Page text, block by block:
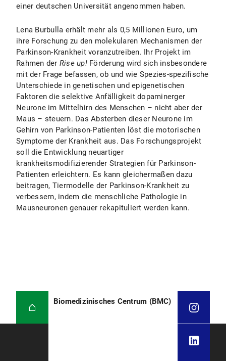
einer deutschen Universität angenommen haben.
Lena Burbulla erhält mehr als 0,5 Millionen Euro, um
ihre Forschung zu den molekularen Mechanismen der
Parkinson-Krankheit voranzutreiben. Ihr Projekt im
Rahmen der Rise up!Förderung wird sich insbesondere
mit der Frage befassen, ob und wie Spezies-spezifische
Unterschiede in genetischen und epigenetischen
Faktoren die selektive Anfälligkeit dopaminerger
Neurone im Mittelhirn des Menschen – nicht aber der
Maus – steuern. Das Absterben dieser Neurone im
Gehirn von Parkinson-Patienten löst die motorischen
Symptome der Krankheit aus. Das Forschungsprojekt
soll die Entwicklung neuartiger
krankheitsmodifizierender Strategien für Parkinson-
Patienten erleichtern. Es kann gleichermaßen dazu
beitragen, Tiermodelle der Parkinson-Krankheit zu
verbessern, indem die menschliche Pathologie in
Mausneuronen genauer rekapituliert werden kann.
Biomedizinisches Centrum (BMC)